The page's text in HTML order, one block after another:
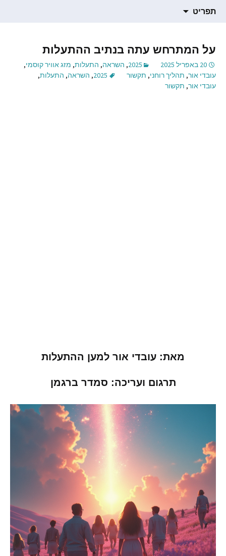
הבלוג של סמדר ברגמן
תרגום חומרים רוחניים
תפריט
על המתרחש עתה בנתיב ההתעלות
20 באפריל 2025 2025
, השראה, התעלות, מזג אוויר קוסמי,
עובדי אור, תהליך רוחני, תקשור 2025
, השראה, התעלות,
עובדי אור, תקשור
מאת: עובדי אור למען ההתעלות
תרגום ועריכה: סמדר ברגמן